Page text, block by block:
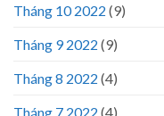
Tháng 10 2022 (9)
Tháng 9 2022 (9)
Tháng 8 2022 (4)
Tháng 7 2022 (4)